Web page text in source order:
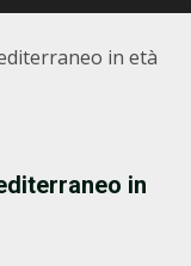
in età
in